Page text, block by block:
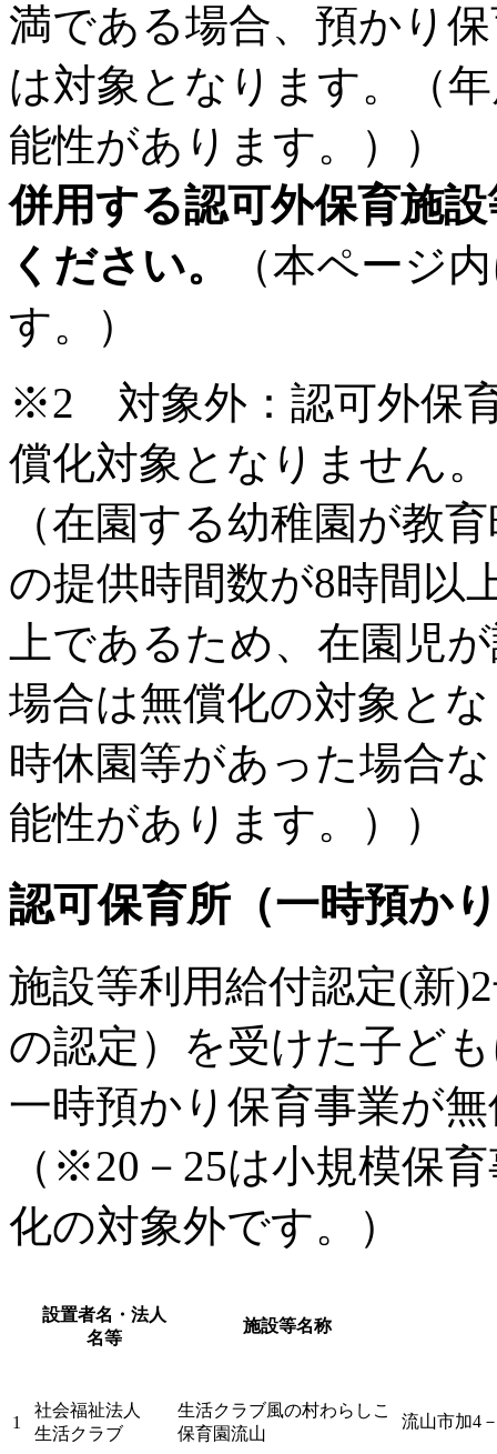
満である場合、預かり
は対象となります。（
能性があります。））
併用する認可外保育施
ください。
（本ページ
す。）
※2 対象外：認可外保
償化対象となりません。
（在園する幼稚園が教
の提供時間数が8時間以
上であるため、在園児
場合は無償化の対象と
時休園等があった場合
能性があります。））
認可保育所（一時預か
施設等利用給付認定(新
の認定）を受けた子ど
一時預かり保育事業が
（※20－25は小規模保
化の対象外です。）
設置者名・法人
名等
施設等名称
1
社会福祉法人
生活クラブ
生活クラブ風の村わらしこ
保育園流山
流山市加4